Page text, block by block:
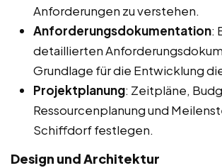
Anforderungen zu verstehen.
Anforderungsdokumentation:
detaillierten
Grundlage für die Entwicklung
Projektplanung: Zeitpläne,
Ressourcenplanung und
Schiffdorf festlegen.
Design und Architektur